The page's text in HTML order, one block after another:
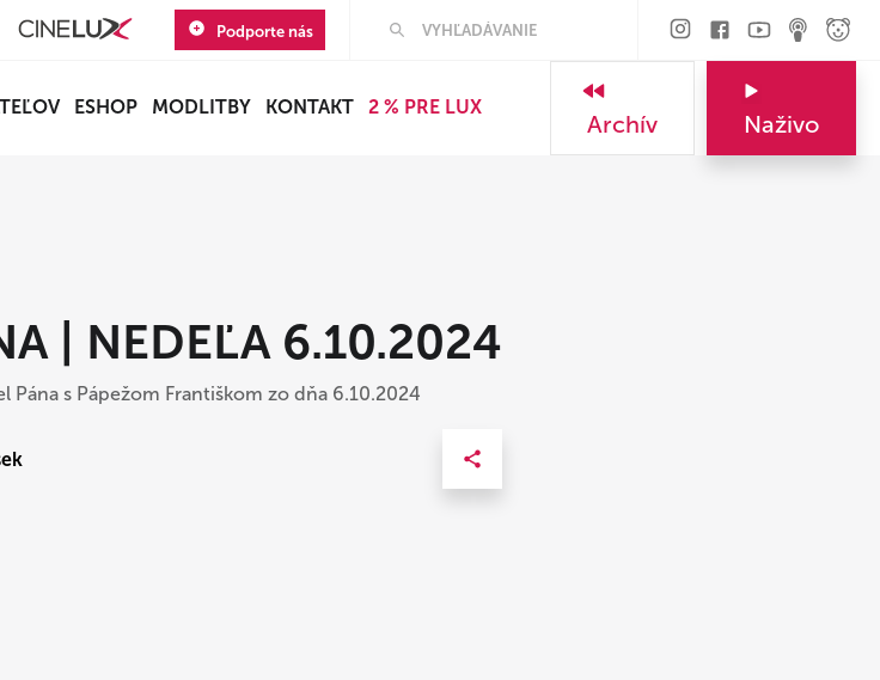
Podporte nás
ESHOP MODLITBY KONTAKT 2 % PRE LUX
Archív Naživo
| NEDEĽA 6.10.2024
Pána s Pápežom Františkom zo dňa 6.10.2024